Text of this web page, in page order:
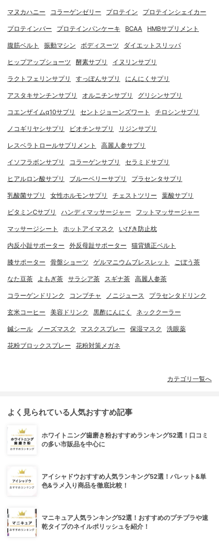
マヌカハニー コラーゲンゼリー プロテイン プロテインシェイカー
プロテインバー プロテインパンケーキ BCAA HMBサプリメント
腹筋ベルト 振動マシン ボディスーツ ダイエットスリッパ
ヒップアップショーツ 酵素サプリ イヌリンサプリ
ラクトフェリンサプリ すっぽんサプリ にんにくサプリ
アスタキサンチンサプリ オルニチンサプリ グリシンサプリ
コエンザイムq10サプリ セントジョーンズワート チロシンサプリ
ノコギリヤシサプリ ビオチンサプリ リジンサプリ
レスベラトロールサプリメント 高麗人参サプリ
イソフラボンサプリ コラーゲンサプリ セラミドサプリ
ヒアルロン酸サプリ ブルーベリーサプリ プラセンタサプリ
乳酸菌サプリ 女性ホルモンサプリ チェストツリー 葉酸サプリ
ビタミンCサプリ ハンディマッサージャー フットマッサージャー
マッサージシート ホットアイマスク いびき防止枕
内反小趾サポーター 外反母趾サポーター 猫背矯正ベルト
膝サポーター 骨盤ショーツ ゲルマニウムブレスレット ごぼう茶
なた豆茶 よもぎ茶 サラシア茶 スギナ茶 高麗人参茶
コラーゲンドリンク コンブチャ ノニジュース プラセンタドリンク
玄米コーヒー 美容ドリンク 黒酢にんにく ネッククーラー
鍼シール ノーズマスク マスクスプレー 保湿マスク 洗眼薬
花粉ブロックスプレー 花粉対策メガネ
カテゴリ一覧へ
よく見られている人気おすすめ記事
ホワイトニング歯磨き粉おすすめランキング52選！口コミ
の多い市販品を中心に
アイシャドウおすすめ人気ランキング52選！パレット&単
色&ラメ入り商品を徹底比較！
マニキュア人気ランキング52選！おすすめのプチプラや速
乾タイプのネイルポリッシュを紹介！